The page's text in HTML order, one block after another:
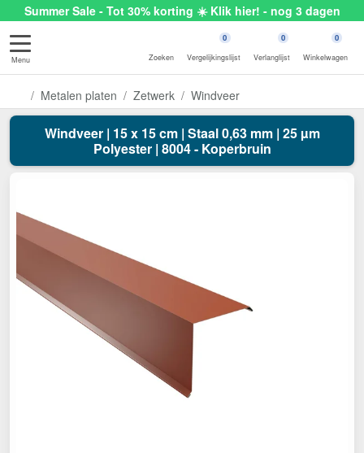
Summer Sale - Tot 30% korting ☀️ Klik hier! - nog 3 dagen
Menu Zoeken
0
Vergelijkingslijst
0
Verlanglijst
0
Winkelwagen
Metalen platen Zetwerk Windveer
Windveer | 15 x 15 cm | Staal 0,63 mm | 25 µm
Polyester | 8004 - Koperbruin